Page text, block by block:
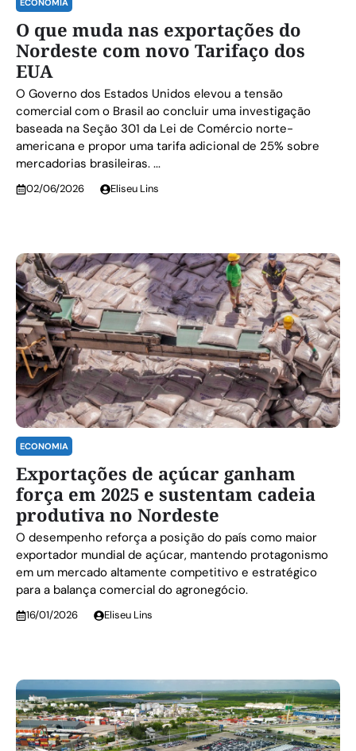
ECONOMIA
O que muda nas exportações do
Nordeste com novo Tarifaço dos
EUA
O Governo dos Estados Unidos elevou a tensão
comercial com o Brasil ao concluir uma investigação
baseada na Seção 301 da Lei de Comércio norte-
americana e propor uma tarifa adicional de 25% sobre
mercadorias brasileiras. ...
02/06/2026 Eliseu Lins
ECONOMIA
Exportações de açúcar ganham
força em 2025 e sustentam cadeia
produtiva no Nordeste
O desempenho reforça a posição do país como maior
exportador mundial de açúcar, mantendo protagonismo
em um mercado altamente competitivo e estratégico
para a balança comercial do agronegócio.
16/01/2026 Eliseu Lins